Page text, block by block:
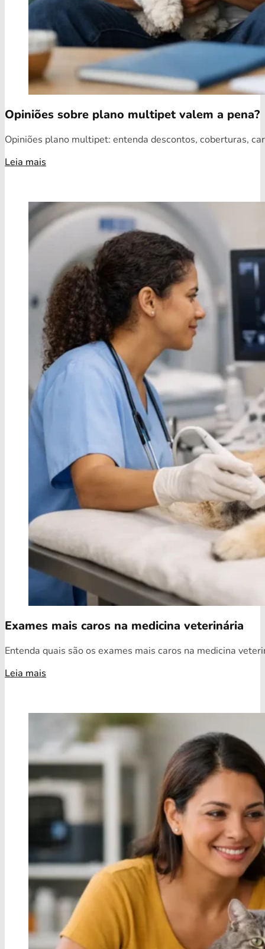
Opiniões sobre plano multipet valem a pena?
Opiniões plano multipet: entenda descontos, coberturas,
Leia mais
Exames mais caros na medicina veterinária
Entenda quais são os exames mais caros na medicina
Leia mais